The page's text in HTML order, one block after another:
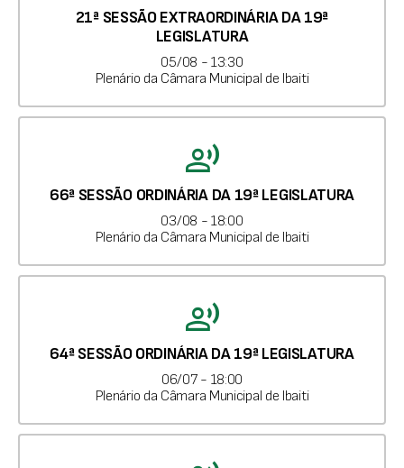
21ª SESSÃO EXTRAORDINÁRIA DA 19ª
LEGISLATURA
05/08 - 13:30
Plenário da Câmara Municipal de Ibaiti
record_voice_over
66ª SESSÃO ORDINÁRIA DA 19ª LEGISLATURA
03/08 - 18:00
Plenário da Câmara Municipal de Ibaiti
record_voice_over
64ª SESSÃO ORDINÁRIA DA 19ª LEGISLATURA
06/07 - 18:00
Plenário da Câmara Municipal de Ibaiti